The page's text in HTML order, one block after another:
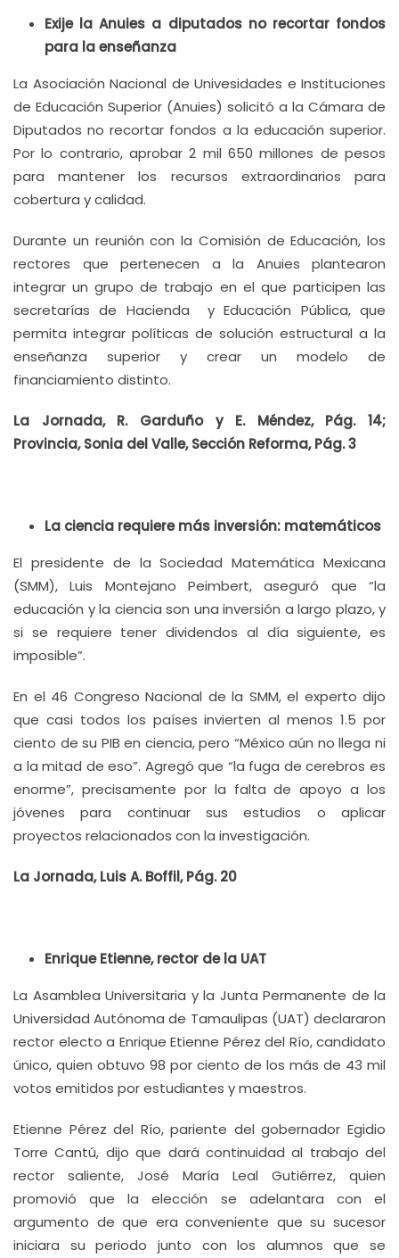
Exije la Anuies a diputados no recortar fondos
para la enseñanza
La Asociación Nacional de Univesidades e Instituciones
de Educación Superior (Anuies) solicitó a la Cámara de
Diputados no recortar fondos a la educación superior.
Por lo contrario, aprobar 2 mil 650 millones de pesos
para mantener los recursos extraordinarios para
cobertura y calidad.
Durante un reunión con la Comisión de Educación, los
rectores que pertenecen a la Anuies plantearon
integrar un grupo de trabajo en el que participen las
secretarías de Hacienda y Educación Pública, que
permita integrar políticas de solución estructural a la
enseñanza superior y crear un modelo de
financiamiento distinto.
La Jornada, R. Garduño y E. Méndez, Pág. 14;
Provincia, Sonia del Valle, Sección Reforma, Pág. 3
La ciencia requiere más inversión: matemáticos
El presidente de la Sociedad Matemática Mexicana
(SMM), Luis Montejano Peimbert, aseguró que “la
educación y la ciencia son una inversión a largo plazo, y
si se requiere tener dividendos al día siguiente, es
imposible”.
En el 46 Congreso Nacional de la SMM, el experto dijo
que casi todos los países invierten al menos 1.5 por
ciento de su PIB en ciencia, pero “México aún no llega ni
a la mitad de eso”. Agregó que “la fuga de cerebros es
enorme”, precisamente por la falta de apoyo a los
jóvenes para continuar sus estudios o aplicar
proyectos relacionados con la investigación.
La Jornada, Luis A. Boffil, Pág. 20
Enrique Etienne, rector de la UAT
La Asamblea Universitaria y la Junta Permanente de la
Universidad Autónoma de Tamaulipas (UAT) declararon
rector electo a Enrique Etienne Pérez del Río, candidato
único, quien obtuvo 98 por ciento de los más de 43 mil
votos emitidos por estudiantes y maestros.
Etienne Pérez del Río, pariente del gobernador Egidio
Torre Cantú, dijo que dará continuidad al trabajo del
rector saliente, José María Leal Gutiérrez, quien
promovió que la elección se adelantara con el
argumento de que era conveniente que su sucesor
iniciara su periodo junto con los alumnos que se